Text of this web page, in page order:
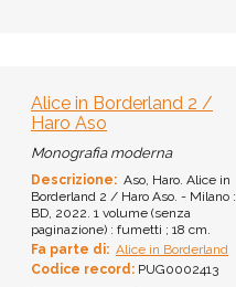
Alice in Borderland 2 /
Haro Aso
Monografia moderna
Descrizione: Aso, Haro. Alice in
Borderland 2 / Haro Aso. - Milano :
BD, 2022. 1 volume (senza
paginazione) : fumetti ; 18 cm.
Fa parte di: Alice in Borderland
Codice record: PUG0002413